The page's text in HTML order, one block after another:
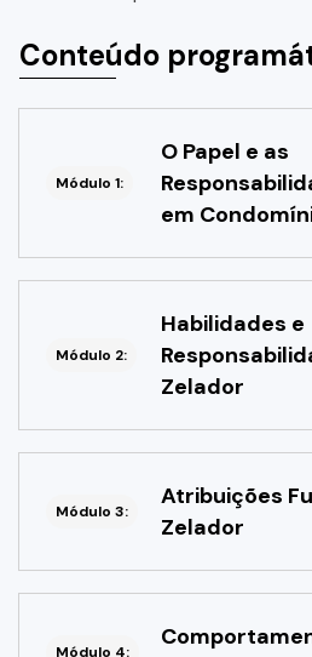
Conteúdo
Módulo 1:
O Papel e as
em
Módulo 2:
Habilidades e
Zelador
Módulo 3:
Atribuições
Zelador
Módulo 4: